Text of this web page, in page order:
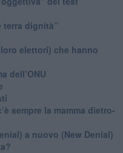
terra dignità”
elettori) che hanno
dell’ONU
sempre la mamma dietro-
a nuovo (New Denial)